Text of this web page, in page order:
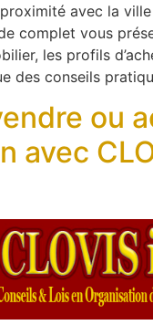
avec la
complet vous
les profils
des conseils
ou
avec